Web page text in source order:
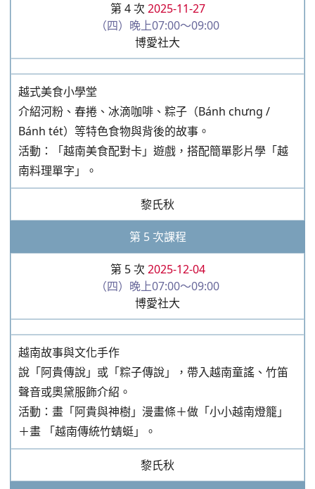
第 4 次 2025-11-27
（四）晚上07:00～09:00
博愛社大
越式美食小學堂
介紹河粉、春捲、冰滴咖啡、粽子（Bánh chưng /
Bánh tét）等特色食物與背後的故事。
活動：「越南美食配對卡」遊戲，搭配簡單影片學「越
南料理單字」。
黎氏秋
第 5 次課程
第 5 次 2025-12-04
（四）晚上07:00～09:00
博愛社大
越南故事與文化手作
說「阿貴傳說」或「粽子傳說」，帶入越南童謠、竹笛
聲音或奧黛服飾介紹。
活動：畫「阿貴與神樹」漫畫條＋做「小小越南燈籠」
＋畫 「越南傳統竹蜻蜓」。
黎氏秋